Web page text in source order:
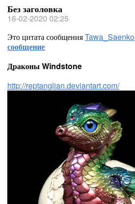
Без заголовка
16-02-2020 02:25
Это цитата сообщенияTawa_Saenko
сообщение
Драконы Windstone
http://reptanglian.deviantart.com/